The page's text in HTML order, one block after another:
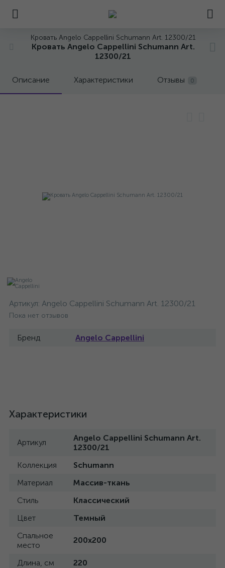
Кровать Angelo Cappellini Schumann Art. 12300/21
Кровать Angelo Cappellini Schumann Art.
12300/21
Описание Характеристики Отзывы 0
Артикул: Angelo Cappellini Schumann Art. 12300/21
Пока нет отзывов
Бренд Angelo Cappellini
Характеристики
Артикул
Angelo Cappellini Schumann Art.
12300/21
Коллекция
Schumann
Материал
Массив-ткань
Стиль
Классический
Цвет
Темный
Спальное
место
200x200
Длина, см
220